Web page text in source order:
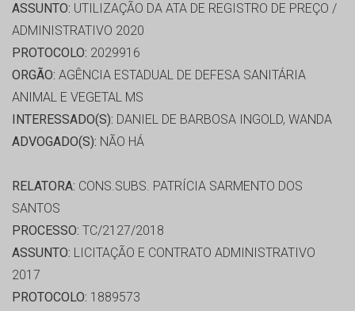
ASSUNTO: UTILIZAÇÃO DA ATA DE REGISTRO DE PREÇO /
ADMINISTRATIVO 2020
PROTOCOLO: 2029916
ORGÃO: AGÊNCIA ESTADUAL DE DEFESA SANITÁRIA
ANIMAL E VEGETAL MS
INTERESSADO(S): DANIEL DE BARBOSA INGOLD, WANDA
ADVOGADO(S): NÃO HÁ
RELATORA: CONS.SUBS. PATRÍCIA SARMENTO DOS
SANTOS
PROCESSO: TC/2127/2018
ASSUNTO: LICITAÇÃO E CONTRATO ADMINISTRATIVO
2017
PROTOCOLO: 1889573